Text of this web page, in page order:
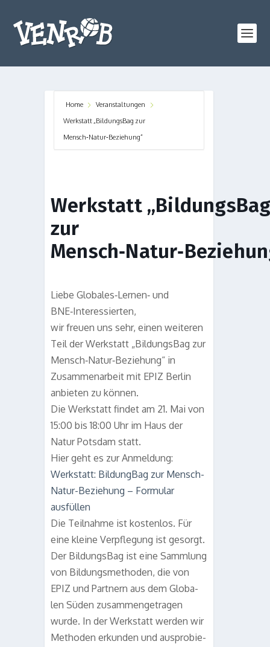
Home
Veranstaltungen
Werkstatt „BildungsBag zur
Mensch‑Natur‑Beziehung”
Werkstatt
zur
Liebe Globales‑Lernen‑ und
BNE‑Interessierten,
wir freuen uns sehr, einen wei­te­ren
Teil der Werk­statt „Bil­dungs­Bag zur
Mensch‑Natur‑Beziehung“ in
Zusam­men­ar­beit mit EPIZ Ber­lin
anbie­ten zu können.
Die Werk­statt fin­det am 21. Mai von
15:00 bis 18:00 Uhr im Haus der
Natur Pots­dam statt.
Hier geht es zur Anmeldung:
Werk­statt: Bil­dung­Bag zur Mensch-
Natur-Bezie­hung – For­mu­lar
ausfüllen
Die Teil­nahme ist kos­ten­los. Für
eine kleine Ver­pfle­gung ist gesorgt.
Der Bil­dungs­Bag ist eine Samm­lung
von Bil­dungs­me­tho­den, die von
EPIZ und Part­nern aus dem Glo­ba­
len Süden zusam­men­ge­tra­gen
wurde. In der Werk­statt wer­den wir
Metho­den erkun­den und aus­pro­bie­